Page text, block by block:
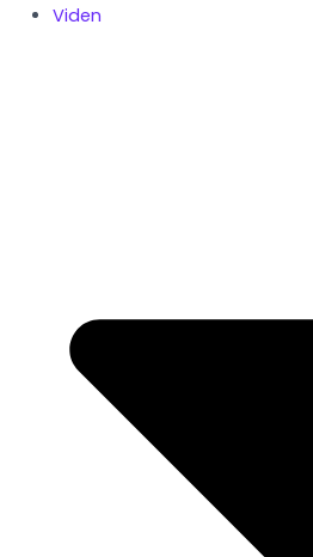
Viden